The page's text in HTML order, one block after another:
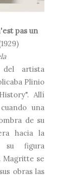
pas un
artista
Plinio
Allí
una
de su
hacia la
su figura
Magritte se
obras las